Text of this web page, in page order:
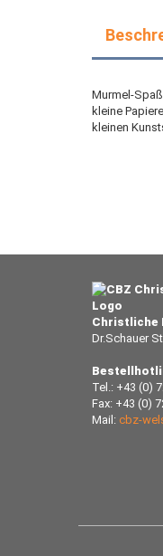
Murmel-
kleine
kleinen
Christliche
Dr.Schauer
Tel.: +43 (0)
Fax: +43 (0)
Mail: cbz-